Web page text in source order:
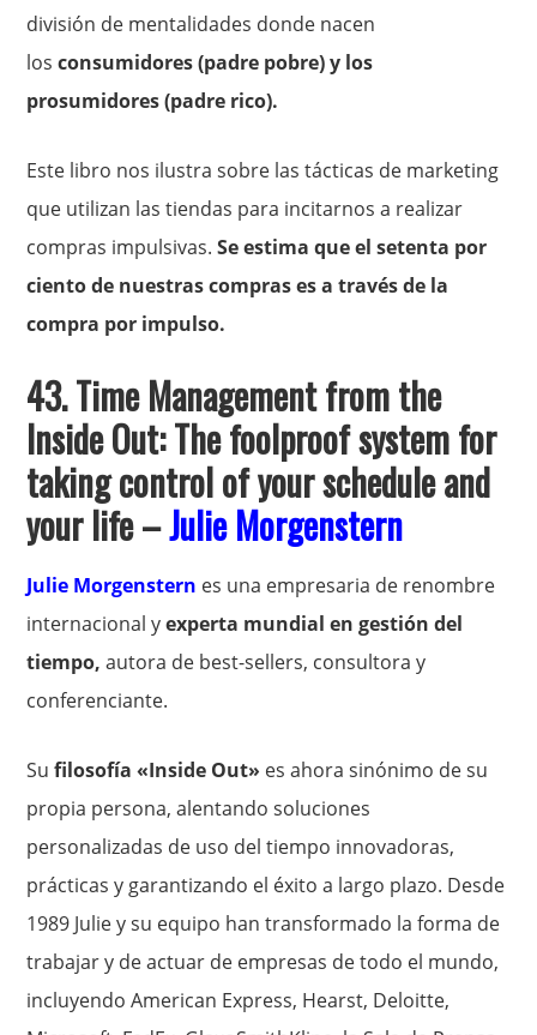
división de mentalidades donde nacen
losconsumidores (padre pobre) y los
prosumidores (padre rico).
Este libro nos ilustra sobre las tácticas de marketing
que utilizan las tiendas para incitarnos a realizar
compras impulsivas.Se estima que el setenta por
ciento de nuestras compras es a través de la
compra por impulso.
43.Time Management from the
Inside Out: The foolproof system for
taking control of your schedule and
your life –Julie Morgenstern
Julie Morgenstern es una empresaria de renombre
internacional yexperta mundial en gestión del
tiempo, autora de best-sellers, consultora y
conferenciante.
Sufilosofía «Inside Out» es ahora sinónimo de su
propia persona, alentando soluciones
personalizadas de uso del tiempo innovadoras,
prácticas y garantizando el éxito a largo plazo. Desde
1989 Julie y su equipo han transformado la forma de
trabajar y de actuar de empresas de todo el mundo,
incluyendo American Express, Hearst, Deloitte,